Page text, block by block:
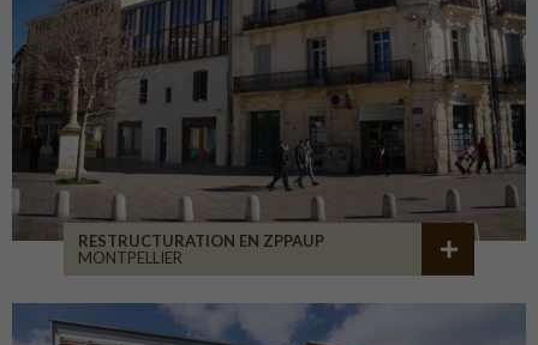
RESTRUCTURATION EN ZPPAUP
MONTPELLIER